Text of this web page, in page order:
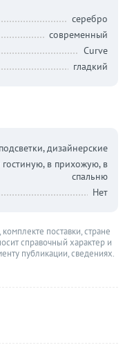
серебро
современный
Curve
гладкий
дизайнерские
гостиную, в прихожую, в
спальню
Нет
поставки, стране
справочный характер и
публикации, сведениях.